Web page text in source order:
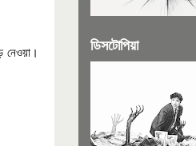
নেওয়া।
ডিসটোপিয়া